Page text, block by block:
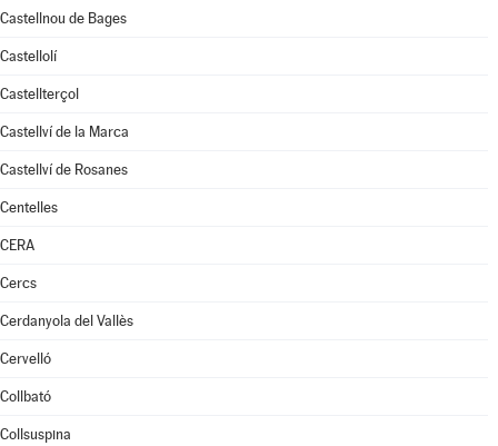
Castellnou de Bages
Castellolí
Castellterçol
Castellví de la Marca
Castellví de Rosanes
Centelles
CERA
Cercs
Cerdanyola del Vallès
Cervelló
Collbató
Collsuspina